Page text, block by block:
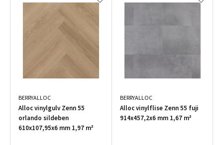
BERRYALLOC
Alloc vinylgulv Zenn 55
orlando sildeben
610x107,95x6 mm 1,97 m²
BERRYALLOC
Alloc vinylflise Zenn 55 fuji
914x457,2x6 mm 1,67 m²